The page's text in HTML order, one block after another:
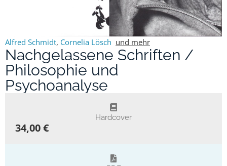
Alfred Schmidt, Cornelia Lösch und mehr
Nachgelassene Schriften /
Philosophie und
Psychoanalyse
Hardcover
34,00 €